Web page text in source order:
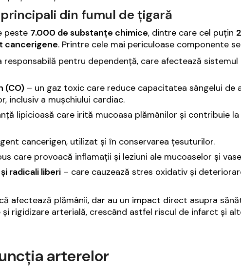
din fumul de țigară
peste 7.000 de substanțe chimice, dintre care cel puțin
cancerigene. Printre cele mai periculoase componente
responsabilă pentru dependență, care afectează
(CO) – un gaz toxic care reduce capacitatea sângelui de
inclusiv a mușchiului cardiac.
lipicioasă care irită mucoasa plămânilor și contribuie
cancerigen, utilizat și în conservarea țesuturilor.
care provoacă inflamații și leziuni ale mucoaselor și
radicali liberi – care cauzează stres oxidativ și
afectează plămânii, dar au un impact direct asupra
rigidizare arterială, crescând astfel riscul de infarct și
arterelor